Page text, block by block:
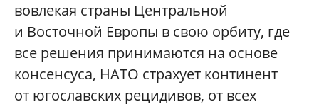
вовлекая страны Центральной
и Восточной Европы в свою орбиту, где
все решения принимаются на основе
консенсуса, НАТО страхует континент
от югославских рецидивов, от всех